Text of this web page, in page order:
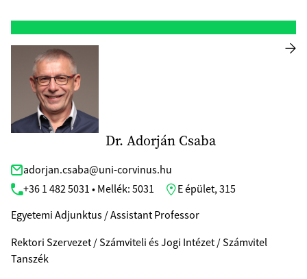
Dr. Adorján Csaba
adorjan.csaba@uni-corvinus.hu
+36 1 482 5031 • Mellék: 5031
E épület, 315
Egyetemi Adjunktus / Assistant Professor
Rektori Szervezet / Számviteli és Jogi Intézet / Számvitel
Tanszék